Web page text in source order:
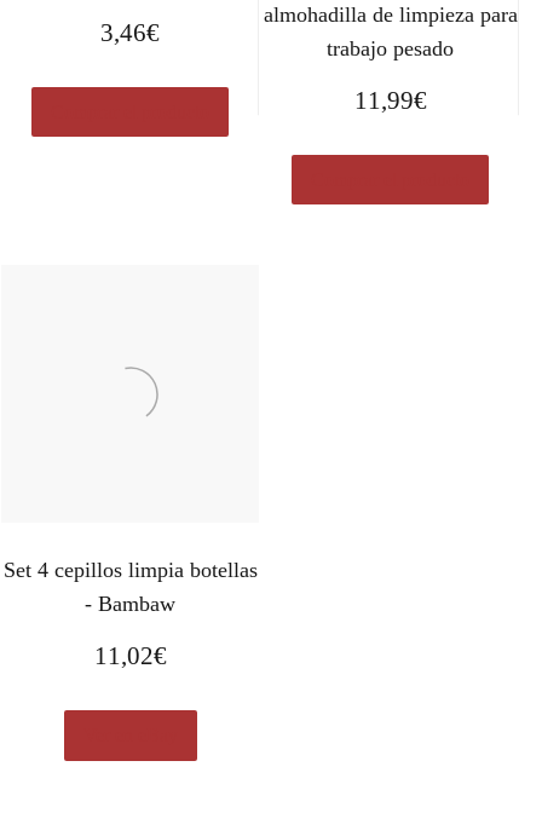
3,46€
almohadilla de limpieza para
trabajo pesado
11,99€
Set 4 cepillos limpia botellas
- Bambaw
11,02€